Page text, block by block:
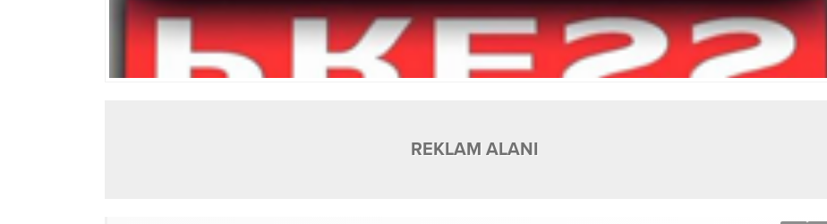
REKLAM ALANI